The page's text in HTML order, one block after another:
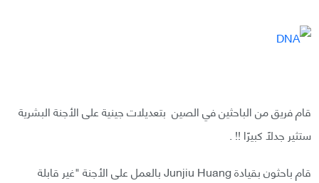
قام فريق من الباحثين في الصين بتعديلات جينية على الأجنة البشرية
ستثير جدلًا كبيرًا !! .
قام باحثون بقيادة Junjiu Huang بالعمل على الأجنة "غير قابلة